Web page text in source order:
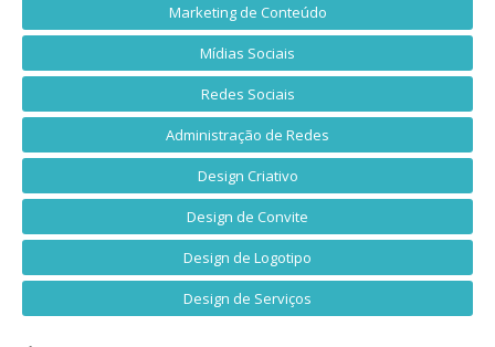
Marketing de Conteúdo
Mídias Sociais
Redes Sociais
Administração de Redes
Design Criativo
Design de Convite
Design de Logotipo
Design de Serviços